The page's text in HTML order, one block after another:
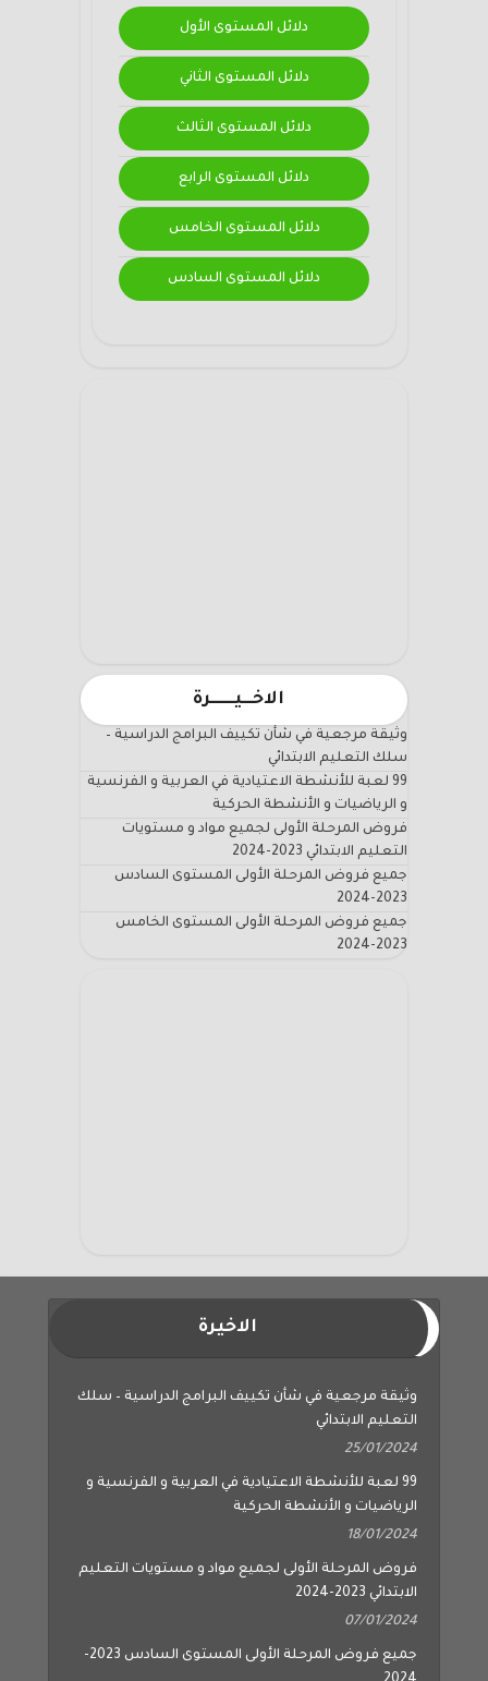
دلائل المستوى الأول
دلائل المستوى الثاني
دلائل المستوى الثالث
دلائل المستوى الرابع
دلائل المستوى الخامس
دلائل المستوى السادس
الاخـــيـــــــرة
وثيقة مرجعية في شأن تكييف البرامج الدراسية –
سلك التعليم الابتدائي
99 لعبة للأنشطة الاعتيادية في العربية و الفرنسية
و الرياضيات و الأنشطة الحركية
فروض المرحلة الأولى لجميع مواد و مستويات
التعليم الابتدائي 2023-2024
جميع فروض المرحلة الأولى المستوى السادس
2023-2024
جميع فروض المرحلة الأولى المستوى الخامس
2023-2024
الاخيرة
وثيقة مرجعية في شأن تكييف البرامج الدراسية – سلك
التعليم الابتدائي
25/01/2024
99 لعبة للأنشطة الاعتيادية في العربية و الفرنسية و
الرياضيات و الأنشطة الحركية
18/01/2024
فروض المرحلة الأولى لجميع مواد و مستويات التعليم
الابتدائي 2023-2024
07/01/2024
جميع فروض المرحلة الأولى المستوى السادس 2023-